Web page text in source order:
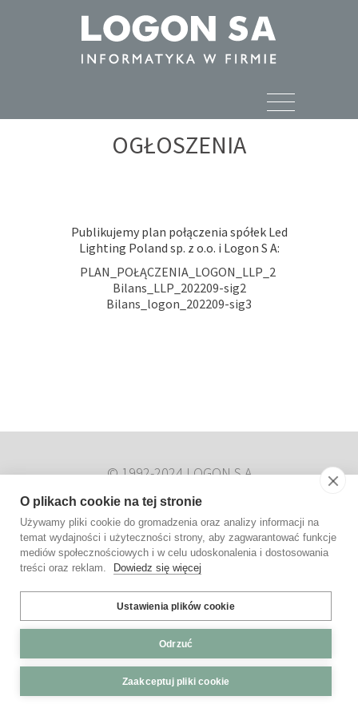
OGŁOSZENIA
Publikujemy plan połączenia spółek Led
Lighting Poland sp. z o.o. i Logon S A:
PLAN_POŁĄCZENIA_LOGON_LLP_2
Bilans_LLP_202209-sig2
Bilans_logon_202209-sig3
© 1992-2024 LOGON S.A.
Polityka cookies
Polityka prywatności
O plikach cookie na tej stronie
Używamy pliki cookie do gromadzenia oraz analizy informacji na
temat wydajności i użyteczności strony, aby zagwarantować funkcje
mediów społecznościowych i w celu udoskonalenia i dostosowania
treści oraz reklam.
Dowiedz się więcej
Ustawienia plików cookie
Odrzuć
Zaakceptuj pliki cookie